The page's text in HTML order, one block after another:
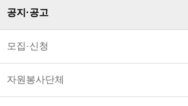
공지·공고
모집·신청
자원봉사단체